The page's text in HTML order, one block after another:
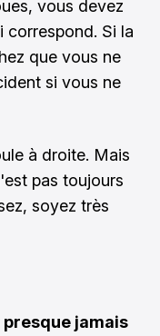
vous devez
correspond. Si la
que vous ne
si vous ne
à droite. Mais
pas toujours
soyez très
jamais